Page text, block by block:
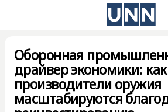
Оборонная
драйвер экономики: как
производители оружия
масштабируются